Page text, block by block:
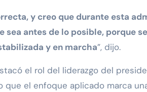
y creo que durante esta
sea antes de lo posible, porque
y en marcha”, dijo.
el rol del liderazgo del
que el enfoque aplicado marca